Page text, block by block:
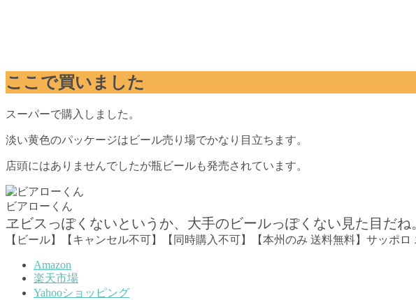
ここで買いました
スーパーで購入しました。
淡い黄色のパッケージはビール売り場でかなり目立ちます。
店頭にはありませんでしたが瓶ビールも発売されています。
ビアローくん
ヱビスっぽくないというか、大手のビールっぽくない見た目だね
【ビール】【キャンセル不可】【同時購入不可】【本州のみ 送料無料】サッポ
Amazon
楽天市場
Yahooショッピング